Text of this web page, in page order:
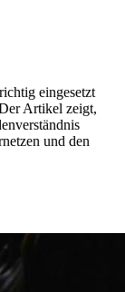
eingesetzt
Artikel zeigt,
und den